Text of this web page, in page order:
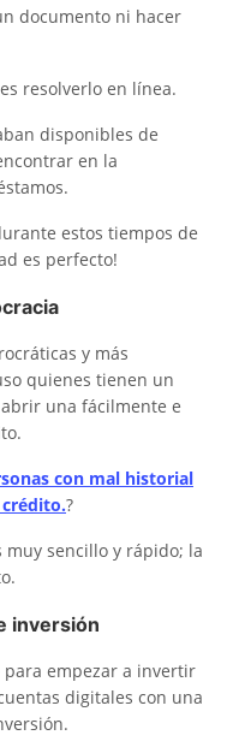
documento ni hacer
resolverlo en línea.
disponibles de
en la
estos tiempos de
es perfecto!
y más
quienes tienen un
una fácilmente e
con mal historial
?
muy sencillo y rápido; la
inversión
empezar a invertir
digitales con una